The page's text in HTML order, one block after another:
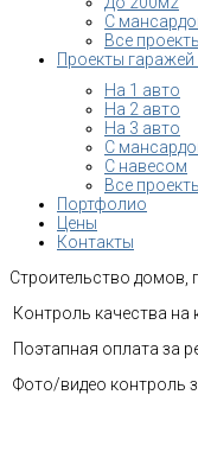
С
Все
Проекты
На 1 авто
На 2 авто
На 3 авто
С
С навесом
Все
Портфолио
Цены
Контакты
Строительство домов,
Контроль качества на
Поэтапная оплата за
Фото/видео контроль